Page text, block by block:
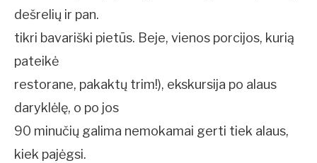
dešrelių ir pan. 
tikri bavariški pietūs. Beje, vienos porcijos, kurią
pateikė
restorane, pakaktų trim!), ekskursija po alaus
daryklėlę, o po jos 
90 minučių galima nemokamai gerti tiek alaus,
kiek pajėgsi.